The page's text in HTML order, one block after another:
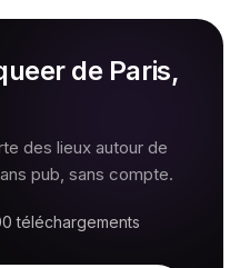
de Paris,
des lieux autour de
pub, sans compte.
téléchargements